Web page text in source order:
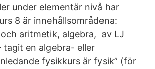
under elementär nivå har
8 är innehållsområdena:
aritmetik, algebra, av LJ
tagit en algebra- eller
fysikkurs är fysik” (för